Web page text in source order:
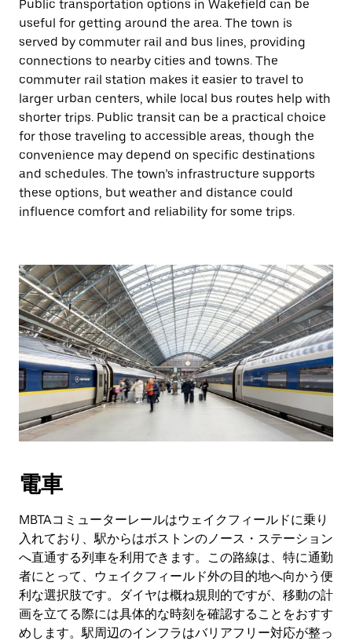
Public transportation options in Wakefield can be
useful for getting around the area. The town is
served by commuter rail and bus lines, providing
connections to nearby cities and towns. The
commuter rail station makes it easier to travel to
larger urban centers, while local bus routes help with
shorter trips. Public transit can be a practical choice
for those traveling to accessible areas, though the
convenience may depend on specific destinations
and schedules. The town’s infrastructure supports
these options, but weather and distance could
influence comfort and reliability for some trips.
電車
MBTAコミューターレールはウェイクフィールドに乗り
入れており、駅からはボストンのノース・ステーション
へ直通する列車を利用できます。この路線は、特に通勤
者にとって、ウェイクフィールド外の目的地へ向かう便
利な選択肢です。ダイヤは概ね規則的ですが、移動の計
画を立てる際には具体的な時刻を確認することをおすす
めします。駅周辺のインフラはバリアフリー対応が整っ